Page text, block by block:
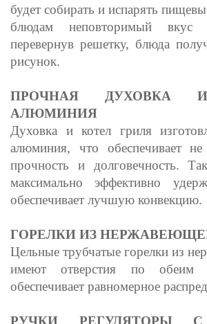
будет собирать и испарять
блюдам неповторимый
перевернув решетку, блюда
рисунок.
ПРОЧНАЯ ДУХОВКА
АЛЮМИНИЯ
Духовка и котел гриля
алюминия, что обеспечивает
прочность и долговечность.
максимально эффективно
обеспечивает лучшую конвекцию.
ГОРЕЛКИ ИЗ
Цельные трубчатые горелки из
имеют отверстия по обеим
обеспечивает равномерное
РУЧКИ РЕГУЛЯТОРЫ